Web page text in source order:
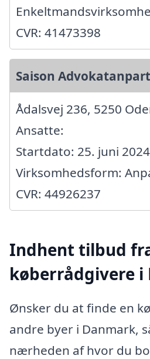
CVR: 41473398
Saison
Ådalsvej 236, 5250
Ansatte:
Startdato: 25. juni
Virksomhedsform:
CVR: 44926237
Indhent tilbud
køberrådgivere i
Ønsker du at finde en
andre byer i Danmark,
nærheden af hvor du